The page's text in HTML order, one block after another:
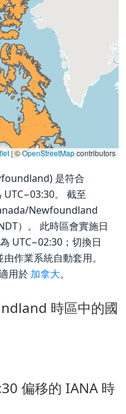
|©OpenStreetMapcontributors
是符合
。 截至
Newfoundland
）。 此時區會實施日
UTC−02:30；切換日
作業系統自動套用。
用於 加拿大。
時區中的國
偏移的 IANA 時